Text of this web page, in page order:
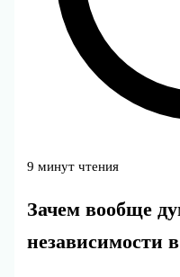
9 минут чтения
Зачем вообще
независимости